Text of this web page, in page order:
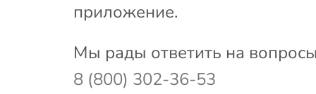
приложение.
Мы рады ответить на
8 (800) 302-36-53